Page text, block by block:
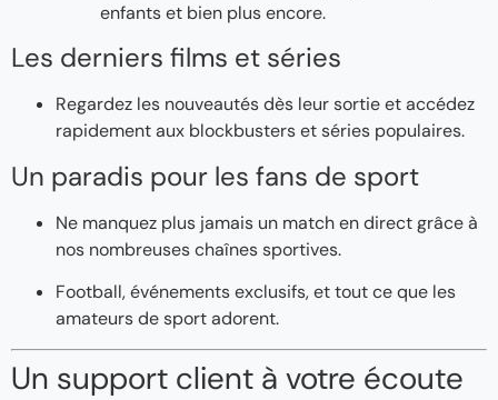
enfants et bien plus encore.
Les derniers films et séries
Regardez les nouveautés dès leur sortie et accédez
rapidement aux blockbusters et séries populaires.
Un paradis pour les fans de sport
Ne manquez plus jamais un match en direct grâce à
nos nombreuses chaînes sportives.
Football, événements exclusifs, et tout ce que les
amateurs de sport adorent.
Un support client à votre écoute